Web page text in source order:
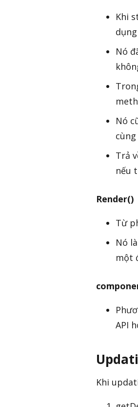
Khi
Nó
Nó
Trả
nếu
Render()
Từ
Nó
một
API
Khi